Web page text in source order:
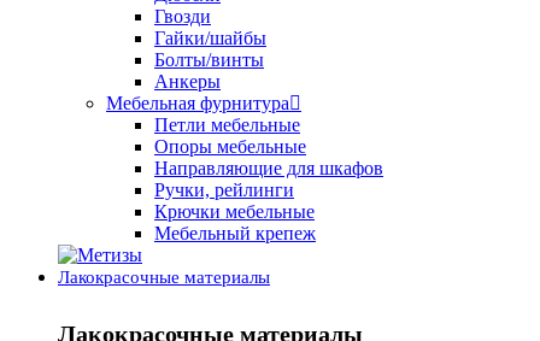
Гвозди
Гайки/шайбы
Болты/винты
Анкеры
Мебельная фурнитура
Петли мебельные
Опоры мебельные
Направляющие для шкафов
Ручки, рейлинги
Крючки мебельные
Мебельный крепеж
Лакокрасочные материалы
Лакокрасочные материалы